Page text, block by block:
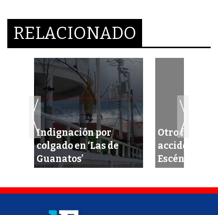
RELACIONADO
Indignación por
colgado en ‘Las de
Guanatos’
Otro
accidente
Escénica